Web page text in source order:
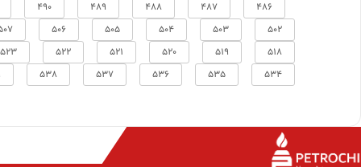
486
487
488
489
490
502
503
504
505
506
518
519
520
521
522
523
534
535
536
537
538